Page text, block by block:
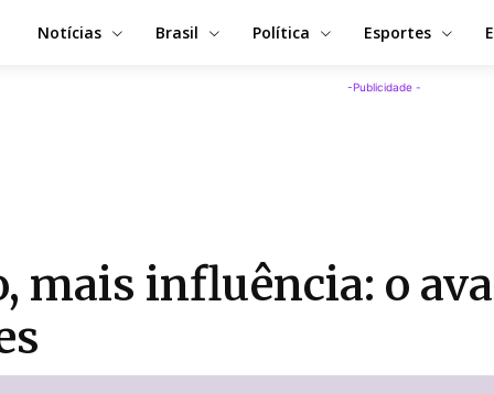
Notícias Brasil Política Esportes
-Publicidade -
mais influência: o